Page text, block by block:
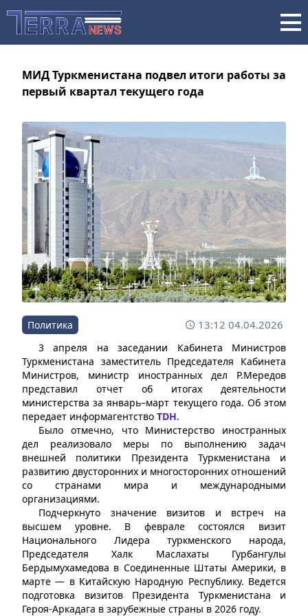
МИД Туркменистана подвел итоги работы за
первый квартал текущего года
Политика 13:12 04.04.2026
3 апреля на заседании Кабинета Министров
Туркменистана заместитель Председателя Кабинета
Министров, министр иностранных дел Р.Мередов
представил отчет об итогах деятельности
министерства за январь–март текущего года. Об этом
передает информагентство TDH.
Было отмечно, что Министерство иностранных
дел реализовало меры по выполнению задач
внешней политики Президента Туркменистана и
развитию двусторонних и многосторонних отношений
со странами мира и международными
организациями.
Подчеркнуто значение визитов и встреч на
высшем уровне. В феврале состоялся визит
Национального Лидера туркменского народа,
Председателя Халк Маслахаты Гурбангулы
Бердымухамедова в Соединенные Штаты Америки, в
марте — в Китайскую Народную Республику. Ведется
подготовка визитов Президента Туркменистана и
Героя-Аркадага в зарубежные страны в 2026 году.